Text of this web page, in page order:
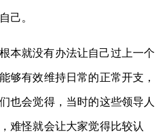
己。
本就没有办法让自己过上一个
够有效维持日常的正常开支，
也会觉得，当时的这些领导人
难怪就会让大家觉得比较认